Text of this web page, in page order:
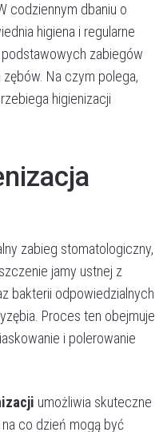
codziennym dbaniu o
higiena i regularne
zabiegów
Na czym polega,
higienizacji
zabieg stomatologiczny,
jamy ustnej z
bakterii odpowiedzialnych
Proces ten obejmuje
i polerowanie
umożliwia skuteczne
co dzień mogą być